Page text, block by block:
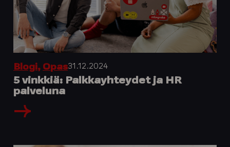
Blogi, Opas31.12.2024
5 vinkkiä: Palkkayhteydet ja HR
palveluna